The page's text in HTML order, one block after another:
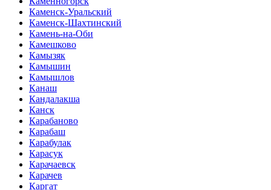
Каменск-Уральский
Каменск-Шахтинский
Камень-на-Оби
Камешково
Камызяк
Камышин
Камышлов
Канаш
Кандалакша
Канск
Карабаново
Карабаш
Карабулак
Карасук
Карачаевск
Карачев
Каргат